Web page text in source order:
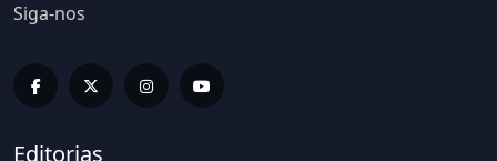
Siga-nos
Editorias